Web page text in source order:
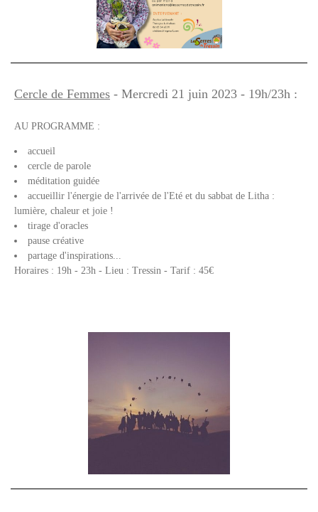
Cercle de Femmes - Mercredi 21 juin 2023 - 19h/23h :
AU PROGRAMME :
accueil
cercle de parole
méditation guidée
accueillir l'énergie de l'arrivée de l'Eté et du sabbat de Litha :
lumière, chaleur et joie !
tirage d'oracles
pause créative
partage d'inspirations...
Horaires : 19h - 23h - Lieu : Tressin - Tarif : 45€